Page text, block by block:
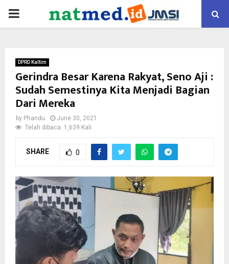
PRIMARY
DPRD Kaltim
Gerindra Besar Karena Rakyat, Seno Aji :
Sudah Semestinya Kita Menjadi Bagian
Dari Mereka
by Phandu
June 30, 2021
Telah dibaca: 1,639 Kali
SHARE 0